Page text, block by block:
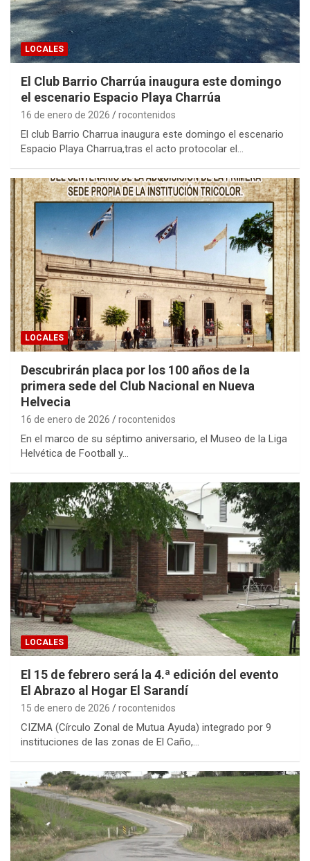
LOCALES
El Club Barrio Charrúa inaugura este domingo
el escenario Espacio Playa Charrúa
16 de enero de 2026 rocontenidos
El club Barrio Charrua inaugura este domingo el escenario
Espacio Playa Charrua,tras el acto protocolar el…
LOCALES
Descubrirán placa por los 100 años de la
primera sede del Club Nacional en Nueva
Helvecia
16 de enero de 2026 rocontenidos
En el marco de su séptimo aniversario, el Museo de la Liga
Helvética de Football y…
LOCALES
El 15 de febrero será la 4.ª edición del evento
El Abrazo al Hogar El Sarandí
15 de enero de 2026 rocontenidos
CIZMA (Círculo Zonal de Mutua Ayuda) integrado por 9
instituciones de las zonas de El Caño,…